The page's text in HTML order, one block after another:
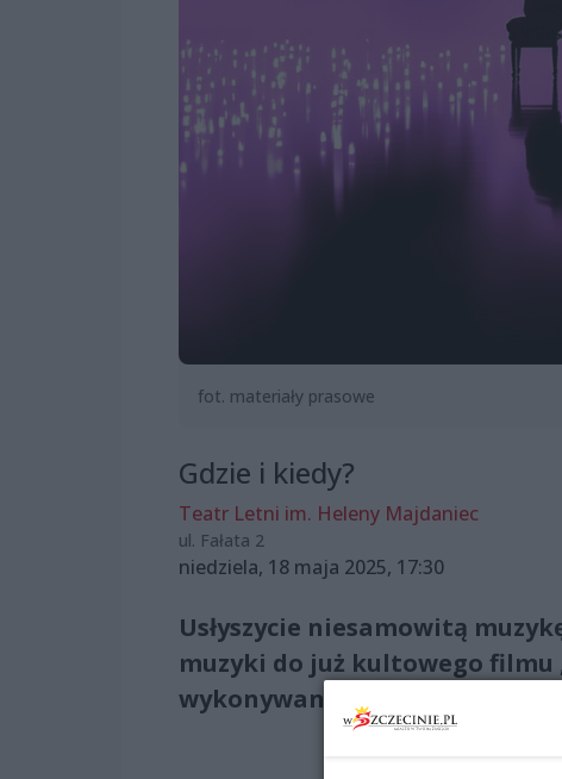
fot. materiały prasowe
Gdzie i kiedy?
Teatr Letni im. Heleny Majdaniec
ul. Fałata 2
niedziela, 18 maja 2025, 17:30
Usłyszycie niesamowitą
muzyki do już kultowego
wykonywana na naszym